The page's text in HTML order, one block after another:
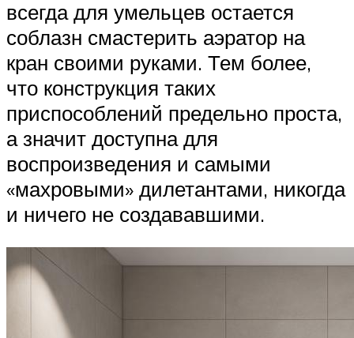
всегда для умельцев остается
соблазн смастерить аэратор на
кран своими руками. Тем более,
что конструкция таких
приспособлений предельно проста,
а значит доступна для
воспроизведения и самыми
«махровыми» дилетантами, никогда
и ничего не создававшими.